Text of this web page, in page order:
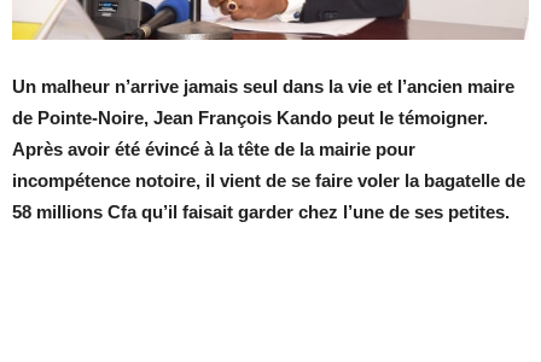
Un malheur n’arrive jamais seul dans la vie et l’ancien maire
de Pointe-Noire, Jean François Kando peut le témoigner.
Après avoir été évincé à la tête de la mairie pour
incompétence notoire, il vient de se faire voler la bagatelle de
58 millions Cfa qu’il faisait garder chez l’une de ses petites.